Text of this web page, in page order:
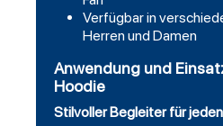
Verfügbar in
Herren und Damen
Anwendung und
Hoodie
Stilvoller Begleiter für